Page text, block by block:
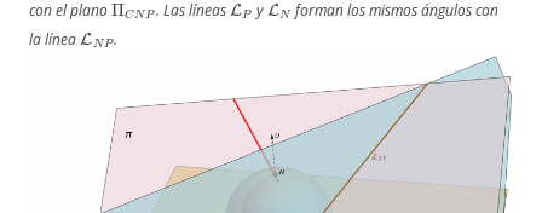
con el plano . Las líneas y
forman los mismos ángulos con
la línea
LN
.